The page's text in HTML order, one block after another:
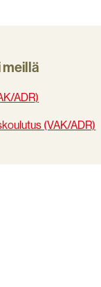
ADR)
(VAK/ADR)